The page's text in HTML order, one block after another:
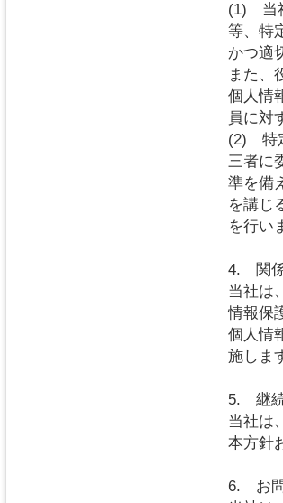
(1) 当
等、特
かつ適
また、
個人情
員に対
(2) 特
三者に
準を備
を講じ
を行い
4. 関係
当社は
情報保
個人情
施しま
5. 継
当社は
本方針
6. お